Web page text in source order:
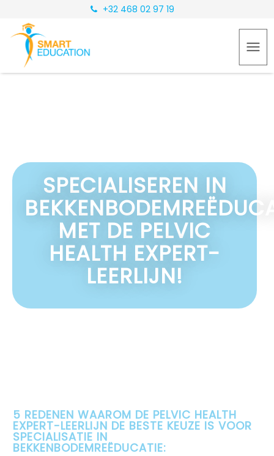
+32 468 02 97 19
SPECIALISEREN IN
MET DE PELVIC
HEALTH EXPERT-
LEERLIJN!
5 REDENEN WAAROM DE PELVIC HEALTH
EXPERT-LEERLIJN DE BESTE KEUZE IS VOOR
SPECIALISATIE IN
BEKKENBODEMREËDUCATIE: